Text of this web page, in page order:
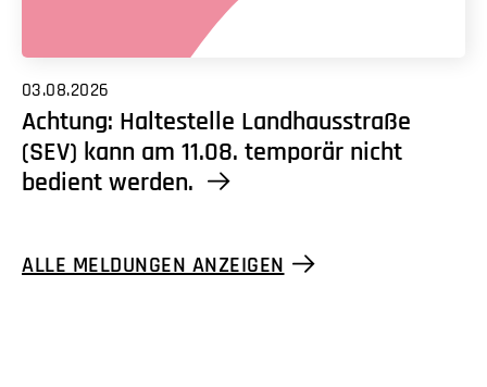
03.08.2026
Achtung: Haltestelle Landhausstraße
(SEV) kann am 11.08. temporär nicht
bedient werden.
ALLE MELDUNGEN ANZEIGEN